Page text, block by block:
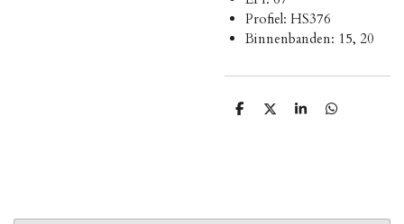
Profiel: HS376
Binnenbanden: 15, 20
D
D
S
D